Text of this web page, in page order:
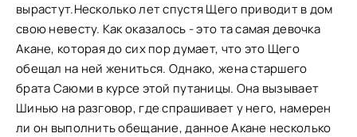
вырастут.Несколько лет спустя Щего приводит в дом
свою невесту. Как оказалось - это та самая девочка
Акане, которая до сих пор думает, что это Щего
обещал на ней жениться. Однако, жена старшего
брата Саюми в курсе этой путаницы. Она вызывает
Шинью на разговор, где спрашивает у него, намерен
ли он выполнить обещание, данное Акане несколько